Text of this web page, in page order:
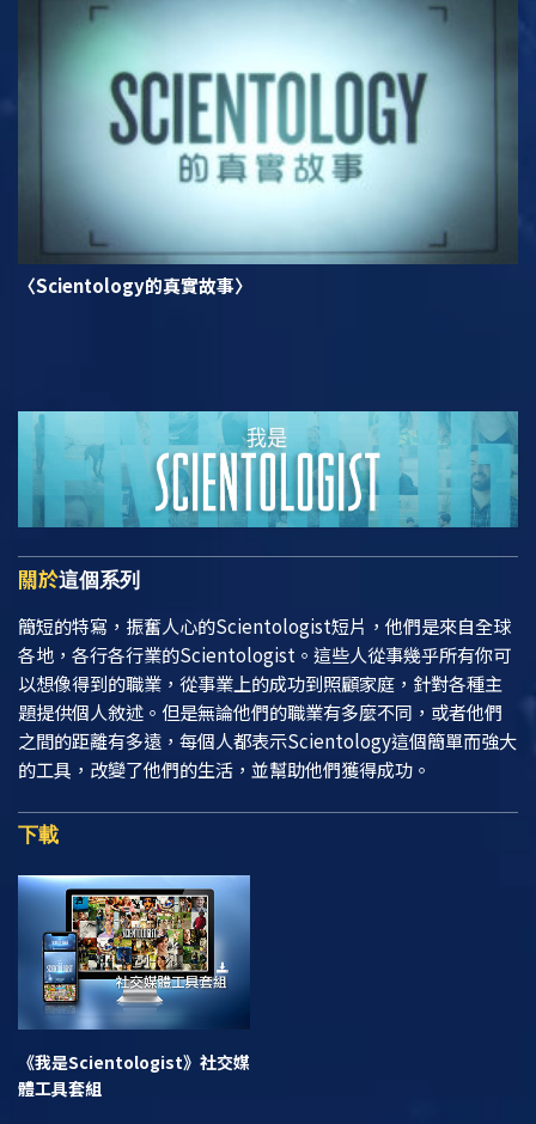
〈Scientology的真實故事〉
關於這個系列
簡短的特寫，振奮人心的Scientologist短片，他們是來自全球
各地，各行各行業的Scientologist。這些人從事幾乎所有你可
以想像得到的職業，從事業上的成功到照顧家庭，針對各種主
題提供個人敘述。但是無論他們的職業有多麼不同，或者他們
之間的距離有多遠，每個人都表示Scientology這個簡單而強大
的工具，改變了他們的生活，並幫助他們獲得成功。
下載
《我是Scientologist》 社交媒
體工具套組